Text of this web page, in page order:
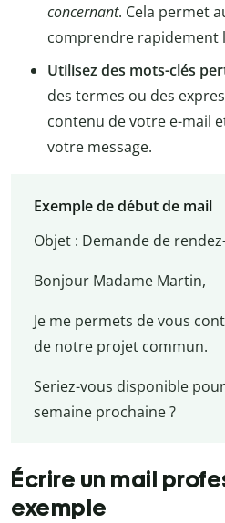
concernant. Cela permet
comprendre rapidement
Utilisez des mots-clés
des termes ou des
contenu de votre e-mail
votre message.
Exemple de début de mail
Objet : Demande de
Bonjour Madame Martin,
Je me permets de vous
de notre projet commun.
Seriez-vous disponible
semaine prochaine ?
Écrire un mail
exemple